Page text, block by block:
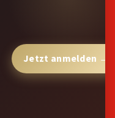
Jetzt anmelden →